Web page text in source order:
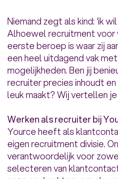
Niemand zegt als kind: ‘ik
Alhoewel recruitment voor
eerste beroep is waar zij
een heel uitdagend vak
mogelijkheden. Ben jij
recruiter precies inhoudt
leuk maakt? Wij vertellen
Werken als recruiter bij
Yource heeft als
eigen recruitment divisie.
verantwoordelijk voor
selecteren van